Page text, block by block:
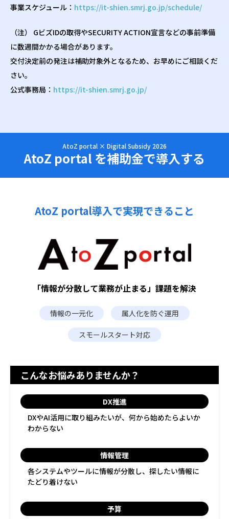
事業スケジュール： https://it-shien.smrj.go.jp/schedule/
（注）️ GビズIDの取得やSECURITY ACTION宣言などの事前準備
に数週間かかる場合があります。
交付決定前の発注は補助対象外となるため、お早めにご相談くだ
さい。
公式事務局： https://it-shien.smrj.go.jp/
AtoZ portal × Digital Subsidy 2026
AtoZ portal を補助金で導入する
AtoZ portal導入で実現できること
「情報が分散して業務が止まる」課題を解決
情報の一元化 属人化を防ぐ運用
スモールスタート対応
こんなお悩みありませんか？
DX推進
DXやAI活用に取り組みたいが、何から始めたらよいか
わからない
情報管理
各システムやツールに情報が分散し、探したい情報に
たどり着けない
予算